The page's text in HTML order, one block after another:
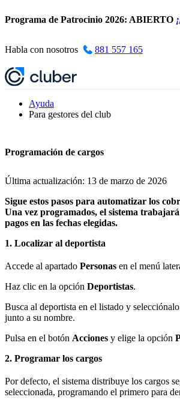
Programa de Patrocinio 2026: ABIERTO
Habla con nosotros 881 557 165
Ayuda
Para gestores del club
Programación de cargos
Última actualización: 13 de marzo de 2026
Sigue estos pasos para automatizar los
Una vez programados, el sistema
pagos en las fechas elegidas.
1. Localizar al deportista
Accede al apartado Personas en el menú
Haz clic en la opción Deportistas.
Busca al deportista en el listado y
junto a su nombre.
Pulsa en el botón Acciones y elige la opción
2. Programar los cargos
Por defecto, el sistema distribuye los cargos
seleccionada, programando el primero para